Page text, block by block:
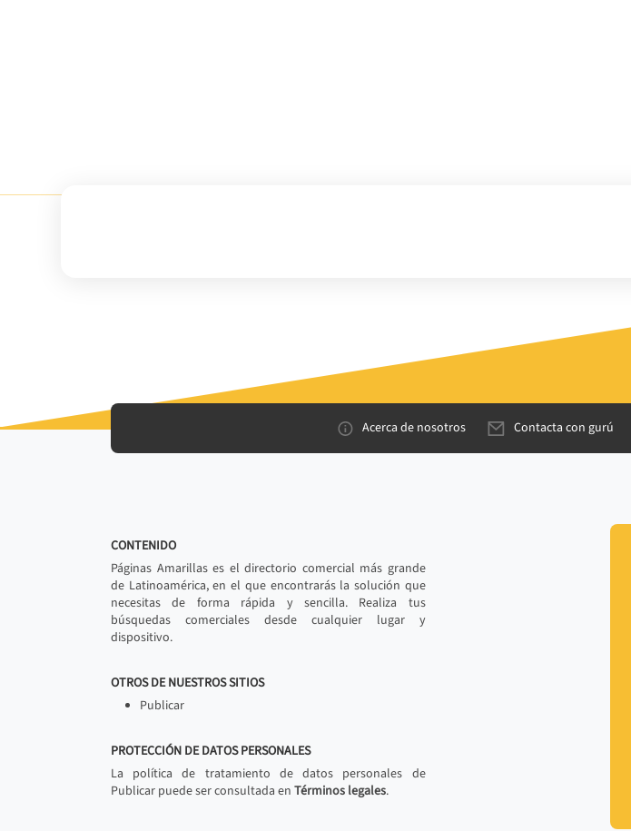
Acerca de nosotros Contacta con gurú
CONTENIDO
Páginas Amarillas es el directorio comercial más grande
de Latinoamérica, en el que encontrarás la solución que
necesitas de forma rápida y sencilla. Realiza tus
búsquedas comerciales desde cualquier lugar y
dispositivo.
OTROS DE NUESTROS SITIOS
Publicar
PROTECCIÓN DE DATOS PERSONALES
La política de tratamiento de datos personales de
Publicar puede ser consultada en Términos legales.